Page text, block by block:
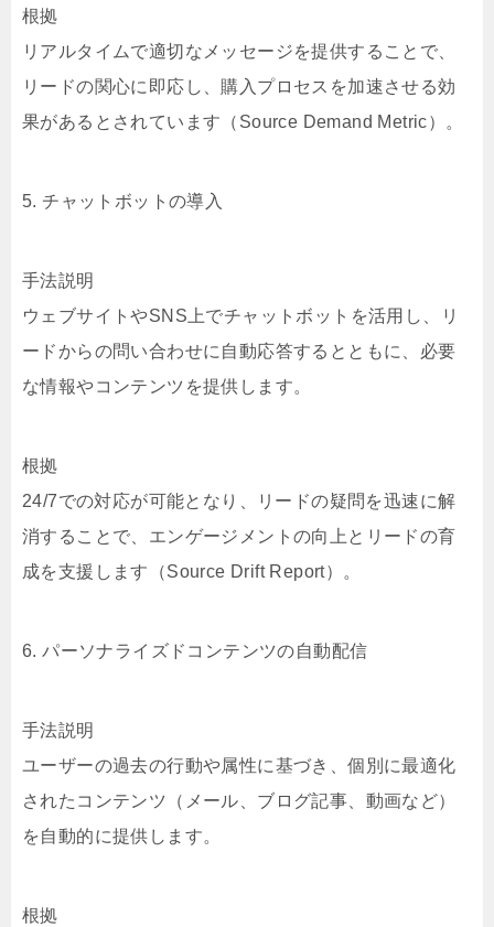
根拠
リアルタイムで適切なメッセージを提供することで、
リードの関心に即応し、購入プロセスを加速させる効
果があるとされています（Source Demand Metric）。
5. チャットボットの導入
手法説明
ウェブサイトやSNS上でチャットボットを活用し、リ
ードからの問い合わせに自動応答するとともに、必要
な情報やコンテンツを提供します。
根拠
24/7での対応が可能となり、リードの疑問を迅速に解
消することで、エンゲージメントの向上とリードの育
成を支援します（Source Drift Report）。
6. パーソナライズドコンテンツの自動配信
手法説明
ユーザーの過去の行動や属性に基づき、個別に最適化
されたコンテンツ（メール、ブログ記事、動画など）
を自動的に提供します。
根拠